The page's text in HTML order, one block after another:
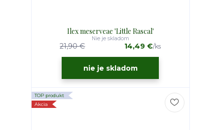
Ilex meserveae 'Little Rascal'
21,90 € 14,49 €/ks
Nie je skladom
nie je skladom
TOP produkt
Akcia